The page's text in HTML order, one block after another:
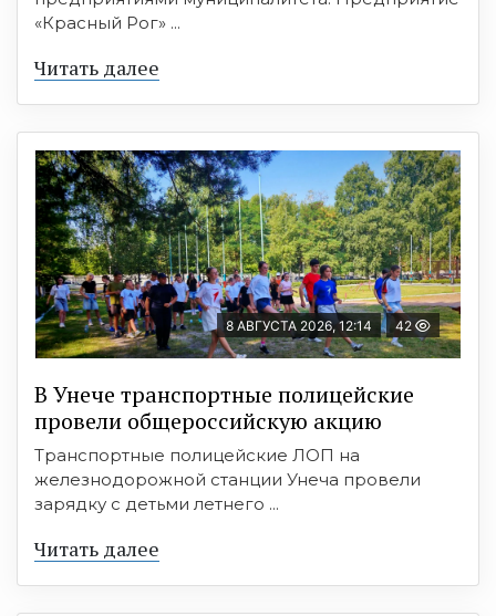
«Красный Рог» ...
Читать далее
8 АВГУСТА 2026, 12:14 42
В Унече транспортные полицейские
провели общероссийскую акцию
Транспортные полицейские ЛОП на
железнодорожной станции Унеча провели
зарядку с детьми летнего ...
Читать далее